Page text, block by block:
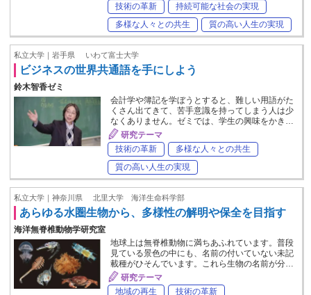
技術の革新
持続可能な社会の実現
多様な人々との共生
質の高い人生の実現
私立大学｜岩手県 いわて富士大学
ビジネスの世界共通語を手にしよう
鈴木智香ゼミ
会計学や簿記を学ぼうとすると、難しい用語がた
くさん出てきて、苦手意識を持ってしまう人は少
なくありません。ゼミでは、学生の興味をかき…
研究テーマ
技術の革新
多様な人々との共生
質の高い人生の実現
私立大学｜神奈川県 北里大学 海洋生命科学部
あらゆる水圏生物から、多様性の解明や保全を目指す
海洋無脊椎動物学研究室
地球上は無脊椎動物に満ちあふれています。普段
見ている景色の中にも、名前の付いていない未記
載種がひそんでいます。これら生物の名前が分…
研究テーマ
地域の再生
技術の革新